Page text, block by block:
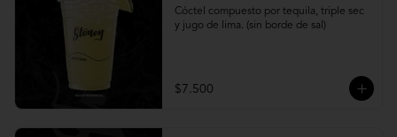
Cóctel compuesto por tequila, triple sec
y jugo de lima. (sin borde de sal)
$7.500